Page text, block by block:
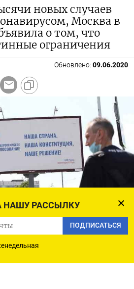
НАШУ РАССЫЛКУ
ПОДПИСАТЬСЯ
новых случаев
Москва в
о том, что
ограничения
Обновлено: 09.06.2020
по мере того, как
которое может сохранить власть в руках
«Москва»